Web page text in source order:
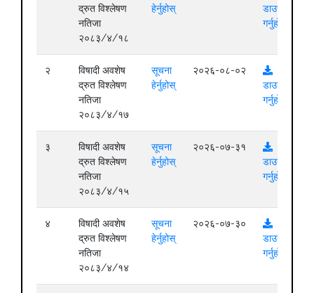
द्रुत विश्लेषण
नतिजा
२०८३/४/१८
हेर्नुहोस्
डाउनलोड
गर्नुहोस्
२
विषादी अवशेष
द्रुत विश्लेषण
नतिजा
२०८३/४/१७
सूचना
हेर्नुहोस्
२०२६-०८-०२
डाउनलोड
गर्नुहोस्
३
विषादी अवशेष
द्रुत विश्लेषण
नतिजा
२०८३/४/१५
सूचना
हेर्नुहोस्
२०२६-०७-३१
डाउनलोड
गर्नुहोस्
४
विषादी अवशेष
द्रुत विश्लेषण
नतिजा
२०८३/४/१४
सूचना
हेर्नुहोस्
२०२६-०७-३०
डाउनलोड
गर्नुहोस्